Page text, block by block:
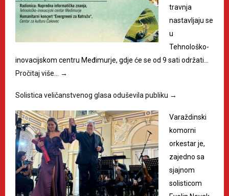
travnja
nastavljaju se
u
Tehnološko-
inovacijskom centru Međimurje, gdje će se od 9 sati održati…
Pročitaj više… →
Solistica veličanstvenog glasa oduševila publiku →
Varaždinski
komorni
orkestar je,
zajedno sa
sjajnom
solisticom